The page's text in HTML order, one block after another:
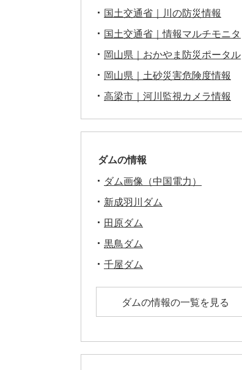
国土交通省｜川の防災情報
国土交通省｜情報マルチモニタ
岡山県｜おかやま防災ポータル
岡山県｜土砂災害危険度情報
高梁市｜河川監視カメラ情報
ダムの情報
ダム画像（中国電力）
新成羽川ダム
田原ダム
黒鳥ダム
千屋ダム
ダムの情報の一覧を見る